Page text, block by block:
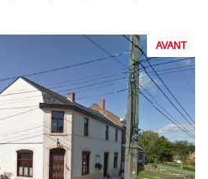
AVANT